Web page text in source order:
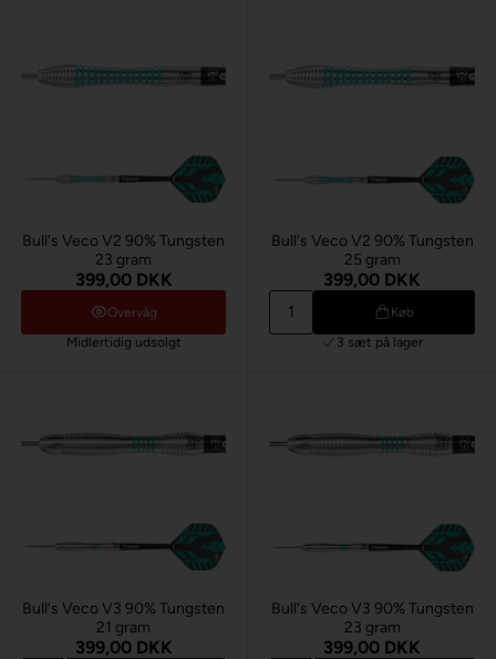
Bull's Veco V2 90% Tungsten
23 gram
399,00 DKK
Overvåg
Midlertidig udsolgt
Bull's Veco V2 90% Tungsten
25 gram
399,00 DKK
Køb
3 sæt på lager
Bull's Veco V3 90% Tungsten
21 gram
399,00 DKK
Bull's Veco V3 90% Tungsten
23 gram
399,00 DKK